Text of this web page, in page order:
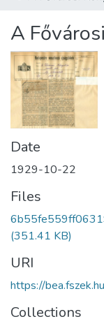
About us
A
Date
1929-10-22
Files
(351.41 KB)
URI
https://
Collections